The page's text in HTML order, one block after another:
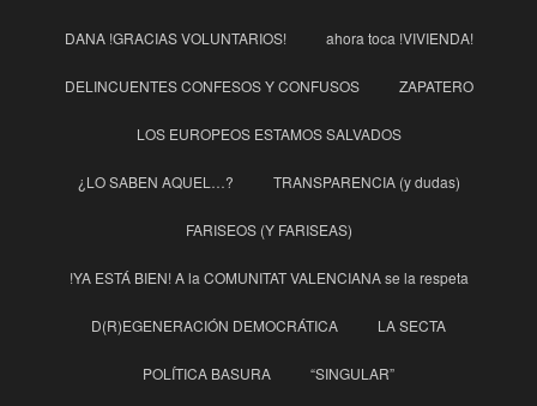
DANA !GRACIAS VOLUNTARIOS! ahora toca !VIVIENDA!
DELINCUENTES CONFESOS Y CONFUSOS ZAPATERO
LOS EUROPEOS ESTAMOS SALVADOS
¿LO SABEN AQUEL…? TRANSPARENCIA (y dudas)
FARISEOS (Y FARISEAS)
!YA ESTÁ BIEN! A la COMUNITAT VALENCIANA se la respeta
D(R)EGENERACIÓN DEMOCRÁTICA LA SECTA
POLÍTICA BASURA “SINGULAR”